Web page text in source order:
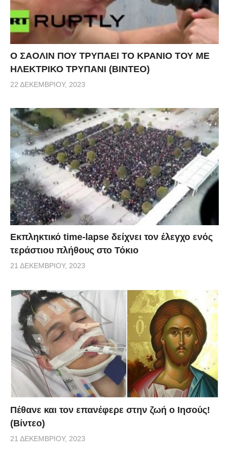
Ο ΣΑΟΛΙΝ ΠΟΥ ΤΡΥΠΑΕΙ ΤΟ ΚΡΑΝΙΟ ΤΟΥ ΜΕ
ΗΛΕΚΤΡΙΚΟ ΤΡΥΠΑΝΙ (ΒΙΝΤΕΟ)
22 ΔΕΚΕΜΒΡΊΟΥ, 2023
Εκπληκτικό time-lapse δείχνει τον έλεγχο ενός
τεράστιου πλήθους στο Τόκιο
21 ΔΕΚΕΜΒΡΊΟΥ, 2023
Πέθανε και τον επανέφερε στην ζωή ο Ιησούς!
(Βίντεο)
21 ΔΕΚΕΜΒΡΊΟΥ, 2023